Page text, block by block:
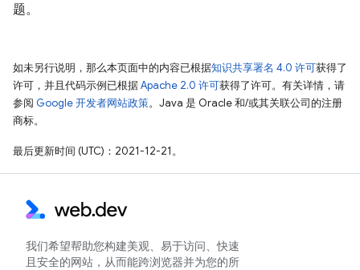
题。
如未另行说明，那么本页面中的内容已根据知识共享署名 4.0 许可获得了
许可，并且代码示例已根据Apache 2.0 许可获得了许可。有关详情，请
参阅 Google 开发者网站政策。Java 是 Oracle 和/或其关联公司的注册
商标。
最后更新时间 (UTC)：2021-12-21。
我们希望帮助您构建美观、易于访问、快速
且安全的网站，从而能跨浏览器并为您的所